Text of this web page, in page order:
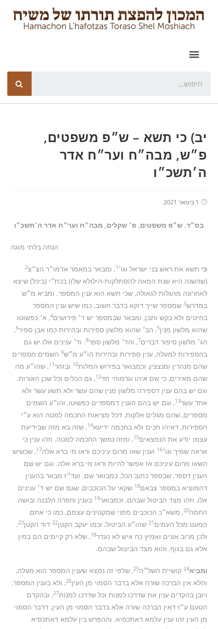
יב) כי תשא – ש״פ משפטים,
פ״ש, מבה״ח וער״ח אדר
ה׳תשכ״ו
1 בינואר 2021
בס״ד. ש״פ משפטים, פ׳ שקלים, מבה״ח וער״ח אדר ה׳תשכ״ו
הנחה בלתי מוגה
כי תשא את ראש בני ישראל וגו׳ 1, ומבאר במאמר אדמו״ר הצ״צ2
(שהשנה היא שנת המאה להסתלקות-הילולא שלו) בכת״י (ביכל) שיצא
לאחרונה מהגלות לגאולה, שכי תשא הוא ענין המספר. ומביא מ״ש
במדרש3 שמספר שייך דוקא בדבר חשוב, כמו שיש ענין המספר
בחיטים ולא בקש ותבן, ומבאר שבמספר יש ד׳ פירושים4, א׳ כפשוטו
שהוא מלשון מנין5, הב׳ שהוא מלשון ספירות ובהירות כמו אבן ספיר6
,
הג׳ מלשון סיפור דברים7, והד׳ מלשון ספר8. וד׳ ענינים אלו יש גם
בהספירות למעלה, ענין ספירות ובהירות הו״ע מ״ש9 השמים מספרים
שהם מנהרין ומנצצין, וכמבואר בפירוש המלות10 ובזהר11, שהו״ע מה
שהם מאירים, כי שם איהו וגרמוהי חד12, גם הכלים וכל שכן האורות,
וגם יש בהם ענין דספירה מלשון מנין שהם עשר ולא תשע עשר ולא
אחד עשר13, וגם יש בהם הענין דמספרים כפשוטו, והו״ע השמים
מספרים, שהם מגלים אלקות, דכל מציאות החכמה למטה הוא ע״י
הספירות, דאיהו חכים ולא בחכמה ידיעא14, שזה בא מזה שבידיעת
עצמו יודע את הנמצאים15, ומזה נמשך החכמה למטה. וזהו ענין כי
אראה שמיך וגו׳16 וענין שאו מרום עיניכם וראו מי ברא אלה17, שכשיש
השאו מרום עיניכם אז אפשר להיות וראו מי ברא אלה. וגם יש שם
הענין דספר, שבספר כתוב הכל, כמבואר שם. ועד״ז מבאר בהענין
דהמוציא במספר צבאם18 שקאי על הכוכבים, שגם שם יש ד׳ ענינים
אלו, וזהו מצד הביטול שבהם, וכמבואר19 בענין וחפרה הלבנה ובושה
החמה20, משא״כ הכוכבים מפני שמקטינים עצמם, כמו כי אתם
המעט מכל העמים 21 שהו״ע הביטול, וכמו יעקב הקטן22 דוד הקטן23
,
ולכן מרוב אונים ואמיץ כח איש לא נעדר18, שלא רק קיימים הם במין
אלא גם בגוף, והוא מצד הביטול שבהם.
ומביא24 קושיית השל״ה25, שלפי זה נמצא שענין המספר הוא מעלה,
והלא אין הברכה שורה אלא בדבר הסמוי מן העין26, ולא בענין המספר.
ויובן בהקדים ענין את שדרכו למנות וכל שדרכו למנות27, ובהקדם
הטעם ע״ז דאין הברכה שורה אלא בדבר הסמוי מן העין, דדבר הסמוי
מן העין זהו ענין עלמא דאתכסיא. וההפרש בין עלמא דאתכסיא